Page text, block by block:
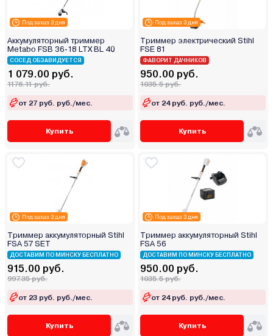
Под заказ 3 дня
Аккумуляторный триммер
Metabo FSB 36-18 LTX BL 40
СОСЕД ОБЗАВИДУЕТСЯ
1 079.00 руб.
1176.11 руб.
от 27 руб. руб./мес.
Купить
Под заказ 3 дня
Триммер электрический Stihl
FSE 81
ФАВОРИТ ДАЧНИКОВ
950.00 руб.
1035.5 руб.
от 24 руб. руб./мес.
Купить
Под заказ 3 дня
Триммер аккумуляторный Stihl
FSA 57 SET
ДОСТАВИМ ПО МИНСКУ БЕСПЛАТНО
915.00 руб.
997.35 руб.
от 23 руб. руб./мес.
Купить
Под заказ 3 дня
Триммер аккумуляторный Stihl
FSA 56
ДОСТАВИМ ПО МИНСКУ БЕСПЛАТНО
950.00 руб.
1035.5 руб.
от 24 руб. руб./мес.
Купить